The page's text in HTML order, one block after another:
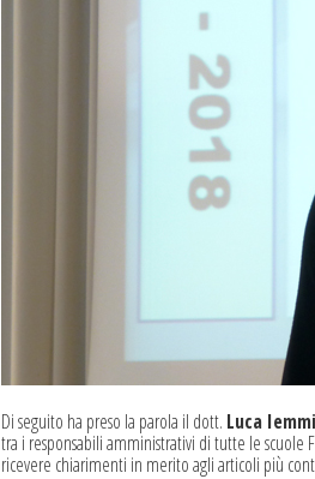
Di seguito ha preso la parola il dott. Luca Iemmi
tra i responsabili amministrativi di tutte le
ricevere chiarimenti in merito agli articoli più